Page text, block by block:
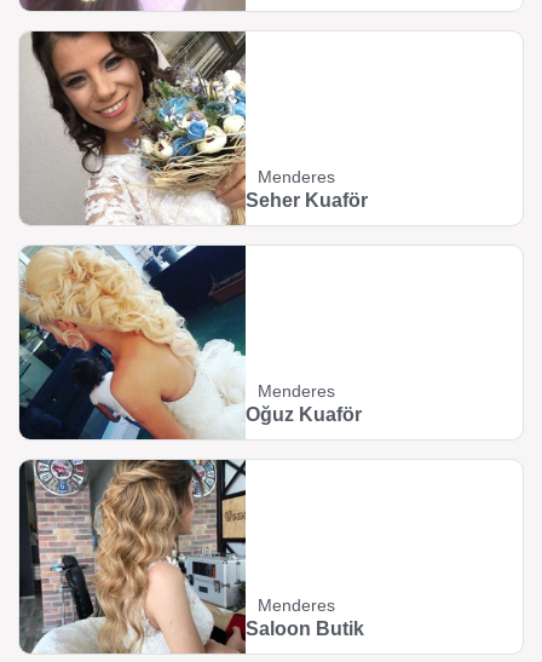
Menderes
Seher Kuaför
Menderes
Oğuz Kuaför
Menderes
Saloon Butik